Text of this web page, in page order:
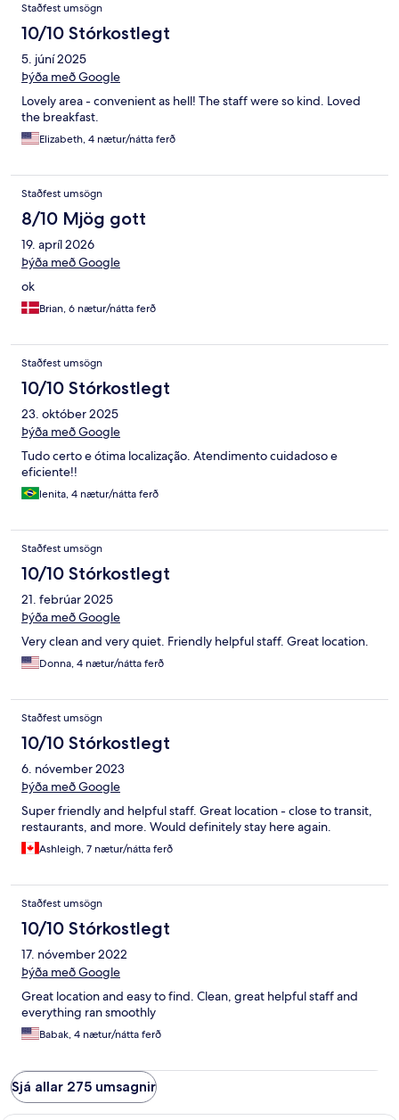
Staðfest umsögn
10/10 Stórkostlegt
5. júní 2025
Þýða með Google
Lovely area - convenient as hell! The staff were so kind. Loved
the breakfast.
Elizabeth, 4 nætur/nátta ferð
Staðfest umsögn
8/10 Mjög gott
19. apríl 2026
Þýða með Google
ok
Brian, 6 nætur/nátta ferð
Staðfest umsögn
10/10 Stórkostlegt
23. október 2025
Þýða með Google
Tudo certo e ótima localização. Atendimento cuidadoso e
eficiente!!
lenita, 4 nætur/nátta ferð
Staðfest umsögn
10/10 Stórkostlegt
21. febrúar 2025
Þýða með Google
Very clean and very quiet. Friendly helpful staff. Great location.
Donna, 4 nætur/nátta ferð
Staðfest umsögn
10/10 Stórkostlegt
6. nóvember 2023
Þýða með Google
Super friendly and helpful staff. Great location - close to transit,
restaurants, and more. Would definitely stay here again.
Ashleigh, 7 nætur/nátta ferð
Staðfest umsögn
10/10 Stórkostlegt
17. nóvember 2022
Þýða með Google
Great location and easy to find. Clean, great helpful staff and
everything ran smoothly
Babak, 4 nætur/nátta ferð
Sjá allar 275 umsagnir